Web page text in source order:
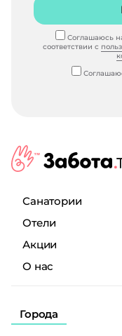
Соглашаюсь
соответствии с
Санатории
Отели
Акции
О нас
Города